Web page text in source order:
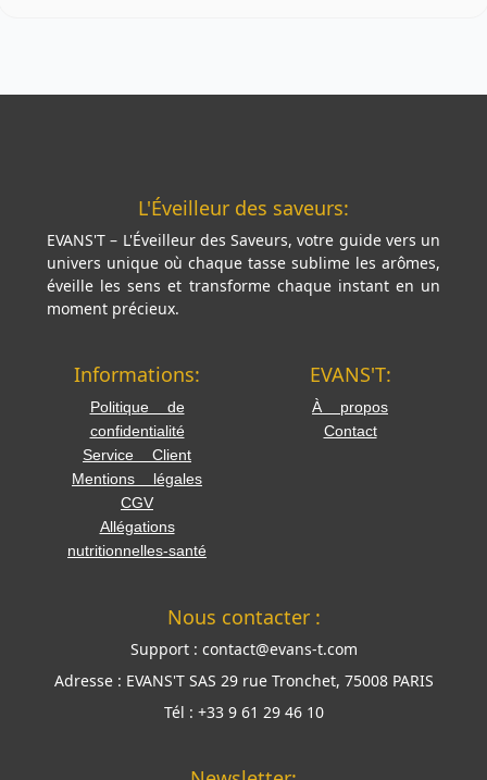
L'Éveilleur des saveurs:
EVANS'T – L'Éveilleur des Saveurs, votre guide vers un
univers unique où chaque tasse sublime les arômes,
éveille les sens et transforme chaque instant en un
moment précieux.
Informations:
Politique de
confidentialité
Service Client
Mentions légales
CGV
Allégations
nutritionnelles-santé
EVANS'T:
À propos
Contact
Nous contacter :
Support : contact@evans-t.com
Adresse : EVANS'T SAS 29 rue Tronchet, 75008 PARIS
Tél : +33 9 61 29 46 10